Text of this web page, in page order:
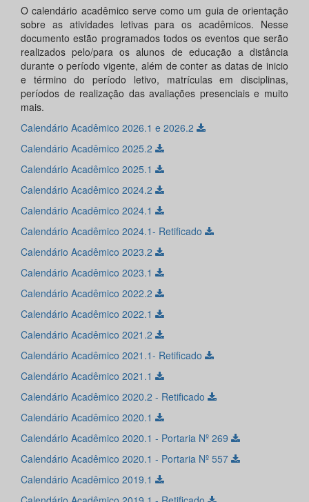
O calendário acadêmico serve como um guia de orientação
sobre as atividades letivas para os acadêmicos. Nesse
documento estão programados todos os eventos que serão
realizados pelo/para os alunos de educação a distância
durante o período vigente, além de conter as datas de inicio
e término do período letivo, matrículas em disciplinas,
períodos de realização das avaliações presenciais e muito
mais.
Calendário Acadêmico 2026.1 e 2026.2
Calendário Acadêmico 2025.2
Calendário Acadêmico 2025.1
Calendário Acadêmico 2024.2
Calendário Acadêmico 2024.1
Calendário Acadêmico 2024.1- Retificado
Calendário Acadêmico 2023.2
Calendário Acadêmico 2023.1
Calendário Acadêmico 2022.2
Calendário Acadêmico 2022.1
Calendário Acadêmico 2021.2
Calendário Acadêmico 2021.1- Retificado
Calendário Acadêmico 2021.1
Calendário Acadêmico 2020.2 - Retificado
Calendário Acadêmico 2020.1
Calendário Acadêmico 2020.1 - Portaria Nº 269
Calendário Acadêmico 2020.1 - Portaria Nº 557
Calendário Acadêmico 2019.1